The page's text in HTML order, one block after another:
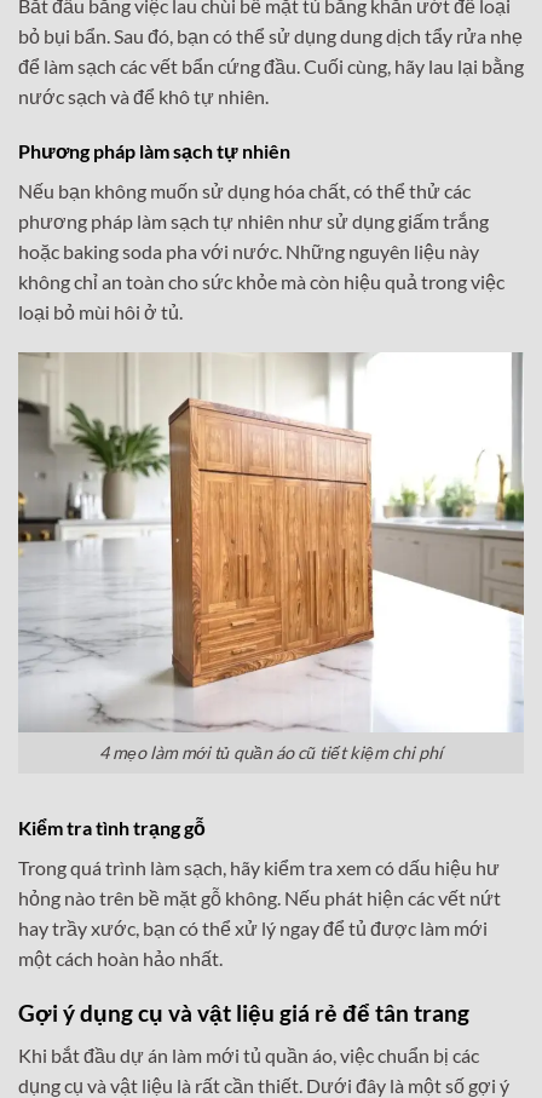
Bắt đầu bằng việc lau chùi bề mặt tủ bằng khăn ướt để loại
bỏ bụi bẩn. Sau đó, bạn có thể sử dụng dung dịch tẩy rửa nhẹ
để làm sạch các vết bẩn cứng đầu. Cuối cùng, hãy lau lại bằng
nước sạch và để khô tự nhiên.
Phương pháp làm sạch tự nhiên
Nếu bạn không muốn sử dụng hóa chất, có thể thử các
phương pháp làm sạch tự nhiên như sử dụng giấm trắng
hoặc baking soda pha với nước. Những nguyên liệu này
không chỉ an toàn cho sức khỏe mà còn hiệu quả trong việc
loại bỏ mùi hôi ở tủ.
4 mẹo làm mới tủ quần áo cũ tiết kiệm chi phí
Kiểm tra tình trạng gỗ
Trong quá trình làm sạch, hãy kiểm tra xem có dấu hiệu hư
hỏng nào trên bề mặt gỗ không. Nếu phát hiện các vết nứt
hay trầy xước, bạn có thể xử lý ngay để tủ được làm mới
một cách hoàn hảo nhất.
Gợi ý dụng cụ và vật liệu giá rẻ để tân trang
Khi bắt đầu dự án làm mới tủ quần áo, việc chuẩn bị các
dụng cụ và vật liệu là rất cần thiết. Dưới đây là một số gợi ý